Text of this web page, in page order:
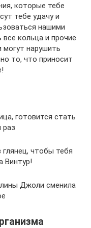
которые тебе
тебе удачу и
нашими
кольца и прочие
могут нарушить
то, что приносит
готовится стать
раз
чтобы тебя
Винтур!
Джоли сменила